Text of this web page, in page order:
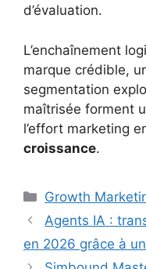
d’évaluation.
L’enchaînement
marque crédible,
segmentation
maîtrisée forment
l’effort marketing
croissance.
Catégories
Growth
Agents IA :
en 2026 grâce à